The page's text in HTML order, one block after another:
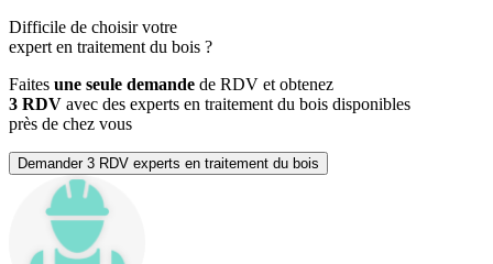
Difficile de choisir votre
expert en traitement du bois ?
Faites une seule demande de RDV et obtenez
3 RDV avec des experts en traitement du bois disponibles
près de chez vous
Demander 3 RDV experts en traitement du bois